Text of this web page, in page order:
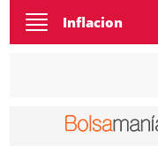
Toggle
navigation
Inflacion